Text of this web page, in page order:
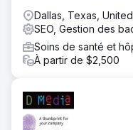
Dallas, Texas,
SEO, Gestion des
Soins de santé et
À partir de $2,500